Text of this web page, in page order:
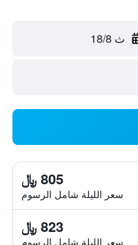
ث 18/8
805 ﷼
سعر الليلة شامل الرسوم
823 ﷼
سعر الليلة شامل الرسوم